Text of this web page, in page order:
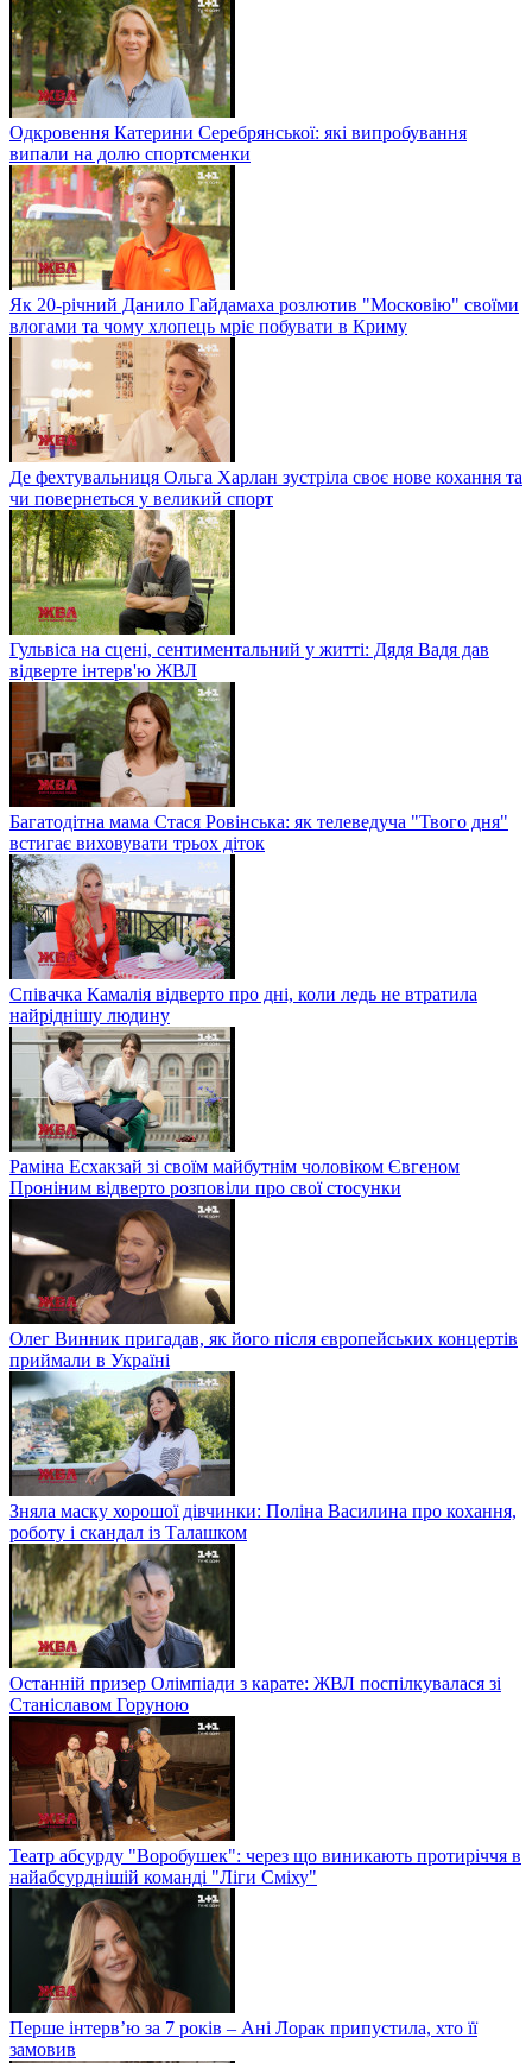
Одкровення Катерини Серебрянської: які випробування
випали на долю спортсменки
Як 20-річний Данило Гайдамаха розлютив "Московію" своїми
влогами та чому хлопець мріє побувати в Криму
Де фехтувальниця Ольга Харлан зустріла своє нове кохання та
чи повернеться у великий спорт
Гульвіса на сцені, сентиментальний у житті: Дядя Вадя дав
відверте інтерв'ю ЖВЛ
Багатодітна мама Стася Ровінська: як телеведуча "Твого дня"
встигає виховувати трьох діток
Співачка Камалія відверто про дні, коли ледь не втратила
найріднішу людину
Раміна Есхакзай зі своїм майбутнім чоловіком Євгеном
Проніним відверто розповіли про свої стосунки
Олег Винник пригадав, як його після європейських концертів
приймали в Україні
Зняла маску хорошої дівчинки: Поліна Василина про кохання,
роботу і скандал із Талашком
Останній призер Олімпіади з карате: ЖВЛ поспілкувалася зі
Станіславом Горуною
Театр абсурду "Воробушек": через що виникають протиріччя в
найабсурднішій команді "Ліги Сміху"
Перше інтерв’ю за 7 років – Ані Лорак припустила, хто її
замовив